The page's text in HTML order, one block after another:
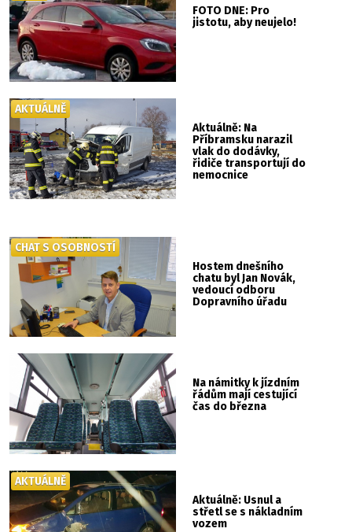
FOTO DNE: Pro
jistotu, aby neujelo!
Aktuálně: Na
Příbramsku narazil
vlak do dodávky,
řidiče transportují do
nemocnice
AKTUÁLNĚ
Hostem dnešního
chatu byl Jan Novák,
vedoucí odboru
Dopravního úřadu
CHAT S OSOBNOSTÍ
Na námitky k jízdním
řádům mají cestující
čas do března
Aktuálně: Usnul a
střetl se s nákladním
vozem
AKTUÁLNĚ